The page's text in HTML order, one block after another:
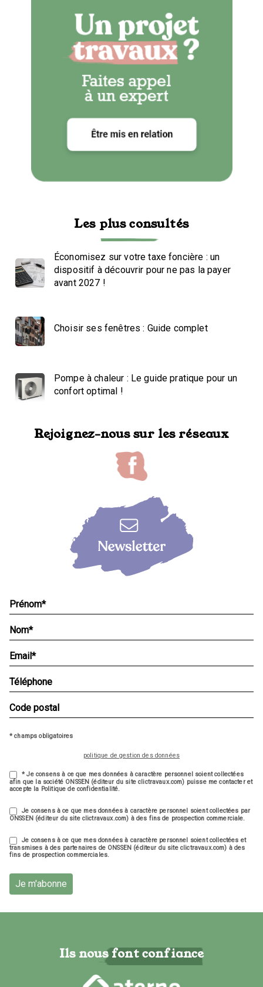
Les plus consultés
Économisez sur votre taxe foncière : un
dispositif à découvrir pour ne pas la payer
avant 2027 !
Choisir ses fenêtres : Guide complet
Pompe à chaleur : Le guide pratique pour un
confort optimal !
Rejoignez-nous sur les réseaux
* champs obligatoires
politique de gestion des données
* Je consens à ce que mes données à caractère personnel soient collectées
afin que la société ONSSEN (éditeur du site clictravaux.com) puisse me contacter et
accepte la Politique de confidentialité.
Je consens à ce que mes données à caractère personnel soient collectées par
ONSSEN (éditeur du site clictravaux.com) à des fins de prospection commerciale.
Je consens à ce que mes données à caractère personnel soient collectées et
transmises à des partenaires de ONSSEN (éditeur du site clictravaux.com) à des
fins de prospection commerciales.
Je m'abonne
Ils nous font confiance